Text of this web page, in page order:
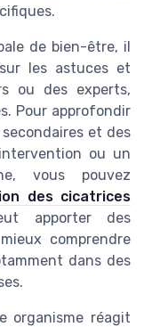
de bien-être, il
les astuces et
ou des experts,
Pour approfondir
et des
ou un
vous pouvez
des cicatrices
apporter des
comprendre
dans des
organisme réagit